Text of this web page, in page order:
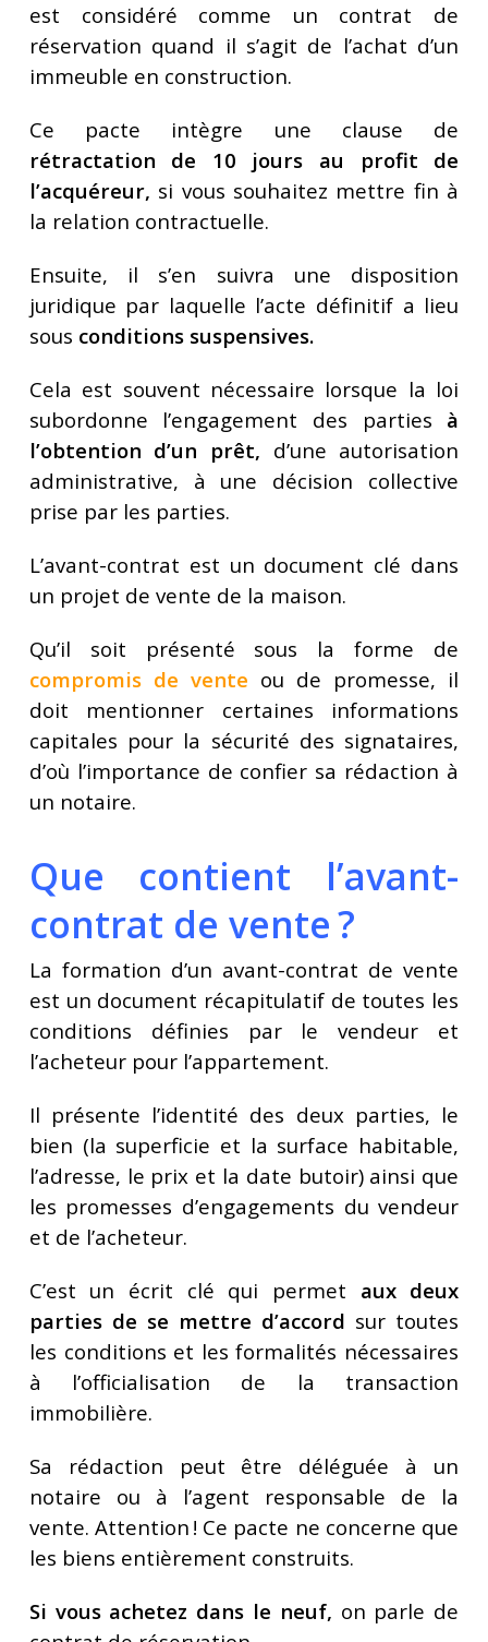
est considéré comme un contrat de
réservation quand il s’agit de l’achat d’un
immeuble en construction.
Ce pacte intègre une clause de
rétractation de 10 jours au profit de
l’acquéreur, si vous souhaitez mettre fin à
la relation contractuelle.
Ensuite, il s’en suivra une disposition
juridique par laquelle l’acte définitif a lieu
sous conditions suspensives.
Cela est souvent nécessaire lorsque la loi
subordonne l’engagement des parties à
l’obtention d’un prêt, d’une autorisation
administrative, à une décision collective
prise par les parties.
L’avant-contrat est un document clé dans
un projet de vente de la maison.
Qu’il soit présenté sous la forme de
compromis de vente ou de promesse, il
doit mentionner certaines informations
capitales pour la sécurité des signataires,
d’où l’importance de confier sa rédaction à
un notaire.
Que contient l’avant-
contrat de vente ?
La formation d’un avant-contrat de vente
est un document récapitulatif de toutes les
conditions définies par le vendeur et
l’acheteur pour l’appartement.
Il présente l’identité des deux parties, le
bien (la superficie et la surface habitable,
l’adresse, le prix et la date butoir) ainsi que
les promesses d’engagements du vendeur
et de l’acheteur.
C’est un écrit clé qui permet aux deux
parties de se mettre d’accord sur toutes
les conditions et les formalités nécessaires
à l’officialisation de la transaction
immobilière.
Sa rédaction peut être déléguée à un
notaire ou à l’agent responsable de la
vente. Attention ! Ce pacte ne concerne que
les biens entièrement construits.
Si vous achetez dans le neuf, on parle de